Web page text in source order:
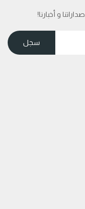
و أخبارنا!